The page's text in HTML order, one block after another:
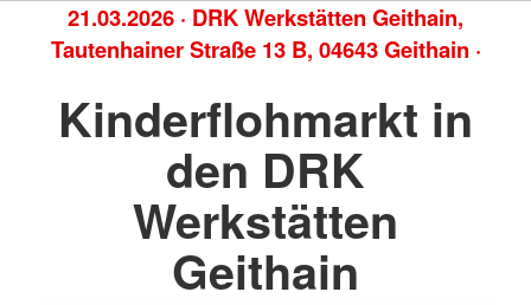
21.03.2026 · DRK Werkstätten Geithain,
Tautenhainer Straße 13 B, 04643 Geithain ·
Kinderflohmarkt in
den DRK
Werkstätten
Geithain